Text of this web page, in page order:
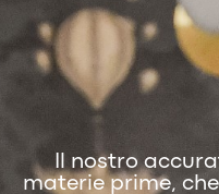
Il nostro
materie prime,